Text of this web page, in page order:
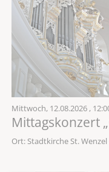
Mittwoch, 12.08.2026 ,
Mittagskonzert
Ort: Stadtkirche St.